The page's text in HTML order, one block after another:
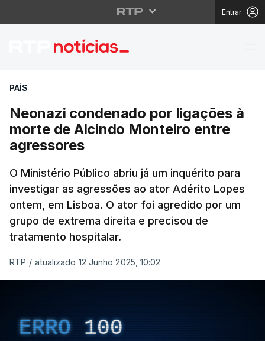
Entrar
Neonazi condenado
PAÍS
Neonazi condenado por ligações à
morte de Alcindo Monteiro entre
agressores
O Ministério Público abriu já um inquérito para
investigar as agressões ao ator Adérito Lopes
ontem, em Lisboa. O ator foi agredido por um
grupo de extrema direita e precisou de
tratamento hospitalar.
RTP / atualizado 12 Junho 2025, 10:02
ERRO 100